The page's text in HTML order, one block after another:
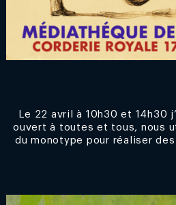
Le 22 avril à 10h30 et 14h30
ouvert à toutes et tous, nous
du monotype pour réaliser